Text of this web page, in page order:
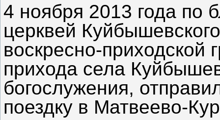
4 ноября 2013 года по
церквей
воскресно-приходской
прихода села
богослужения,
поездку в Матвеево-